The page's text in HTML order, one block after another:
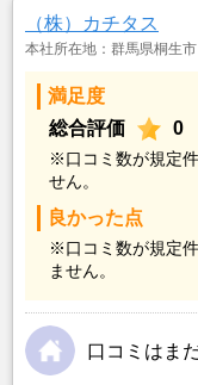
も空き家の状態で
を決めた。
（株）カチタス
本社所在地：群馬県桐生市
満足度
総合評価
0
※口コミ数が規定
せん。
良かった点
※口コミ数が規定
ません。
口コミはま